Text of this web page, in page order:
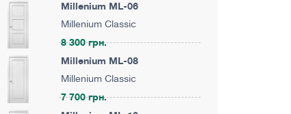
Millenium ML-06
Millenium Classic
8 300 грн.
Millenium ML-08
Millenium Classic
7 700 грн.